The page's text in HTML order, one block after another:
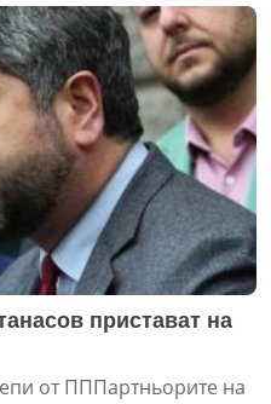
пристават на
от ПППартньорите на